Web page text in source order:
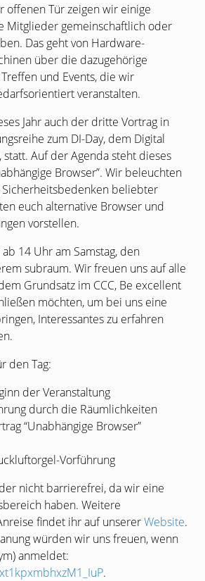
offenen Tür zeigen wir einige
Mitglieder gemeinschaftlich oder
Das geht von Hardware-
über die dazugehörige
und Events, die wir
veranstalten.
Jahr auch der dritte Vortrag in
zum DI-Day, dem Digital
Auf der Agenda steht dieses
Browser”. Wir beleuchten
beliebter
euch alternative Browser und
vorstellen.
14 Uhr am Samstag, den
subraum. Wir freuen uns auf alle
Grundsatz im CCC, Be excellent
möchten, um bei uns eine
Interessantes zu erfahren
den Tag:
der Veranstaltung
durch die Räumlichkeiten
“Unabhängige Browser”
Vorführung
nicht barrierefrei, da wir eine
haben. Weitere
findet ihr auf unsererWebsite.
würden wir uns freuen, wenn
anmeldet:
.